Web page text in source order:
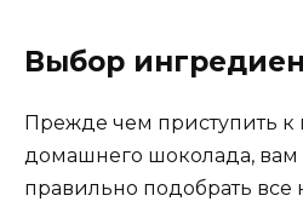
Выбор
Прежде чем приступить к
домашнего шоколада, вам
правильно подобрать